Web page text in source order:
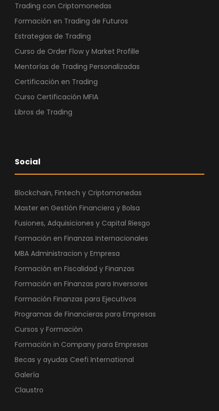
Trading con Criptomonedas
Formación en Trading de Futuros
Estrategias de Trading
Curso de Order Flow y Market Profille
Mentorías de Trading Personalizadas
Certificación en Trading
Curso Certificación MFIA
Libros de Trading
Social
Blockchain, Fintech y Criptomonedas
Master en Gestión Financiera y Bolsa
Fusiones, Adquisiciones y Capital Riesgo
Formación en Finanzas Internacionales
MBA Administracion y Empresa
Formación en Fiscalidad y Finanzas
Formación en Finanzas para Inversores
Formación Finanzas para Ejecutivos
Programas de Financieras para Empresas
Cursos y Formación
Formación in Company para Empresas
Becas y ayudas Ceefi International
Galería
Claustro